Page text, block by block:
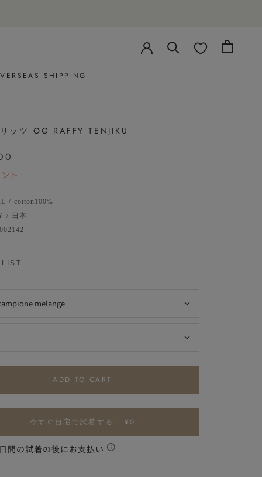
SHIPPING
ッツ OG RAFFY TENJIKU
ト
/ cotton100%
/
日本
melange
ADD TO CART
今すぐ自宅で試着する - ¥0
間の試着の後にお支払い